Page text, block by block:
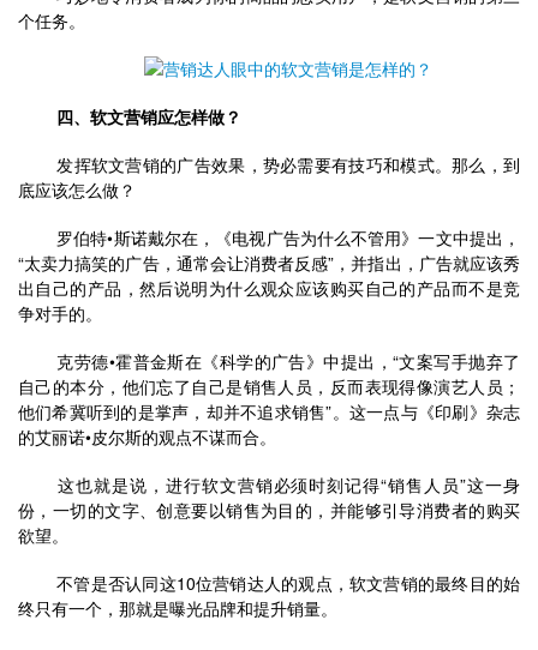
个任务。
四、软文营销应怎样做？
底应该怎么做？
“太卖力搞笑的广告，通常会让消费者反感”，并指出，广告就应该秀
出自己的产品，然后说明为什么观众应该购买自己的产品而不是竞
争对手的。
	克劳德•霍普金斯在《科学的广告》中提出，“文案写手抛弃了
自己的本分，他们忘了自己是销售人员，反而表现得像演艺人员；
他们希冀听到的是掌声，却并不追求销售”。这一点与《印刷》杂志
的艾丽诺•皮尔斯的观点不谋而合。
份，一切的文字、创意要以销售为目的，并能够引导消费者的购买
欲望。
	不管是否认同这10位营销达人的观点，软文营销的最终目的始
终只有一个，那就是曝光品牌和提升销量。